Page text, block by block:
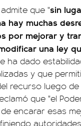
que "sin
hay muchas
por mejorar y
una ley
ha dado
y que
recurso luego de
que "el
encarar esas